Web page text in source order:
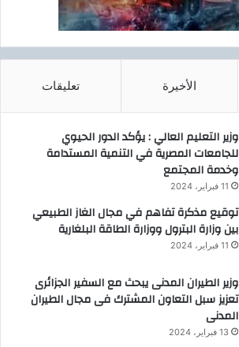
الأخيرة تعليقات
وزير التعليم العالي : يؤكد الدور الحيوي
للجامعات المصرية في التنمية المستدامة
وخدمة المجتمع
11 فبراير، 2024
توقيع مذكرة تفاهم في مجال الغاز الطبيعي
بين وزارة البترول ووزارة الطاقة البلغارية
11 فبراير، 2024
وزير الطيران المدنى يبحث مع السفير الجزائرى
تعزيز سبل التعاون المشترك فى مجال الطيران
المدنى
13 فبراير، 2024